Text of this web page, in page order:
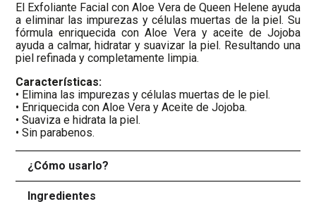
El Exfoliante Facial con Aloe Vera de Queen Helene ayuda
a eliminar las impurezas y células muertas de la piel. Su
fórmula enriquecida con Aloe Vera y aceite de Jojoba
ayuda a calmar, hidratar y suavizar la piel. Resultando una
piel refinada y completamente limpia.
Características:
• Elimina las impurezas y células muertas de le piel.
• Enriquecida con Aloe Vera y Aceite de Jojoba.
• Suaviza e hidrata la piel.
• Sin parabenos.
¿Cómo usarlo?
Ingredientes